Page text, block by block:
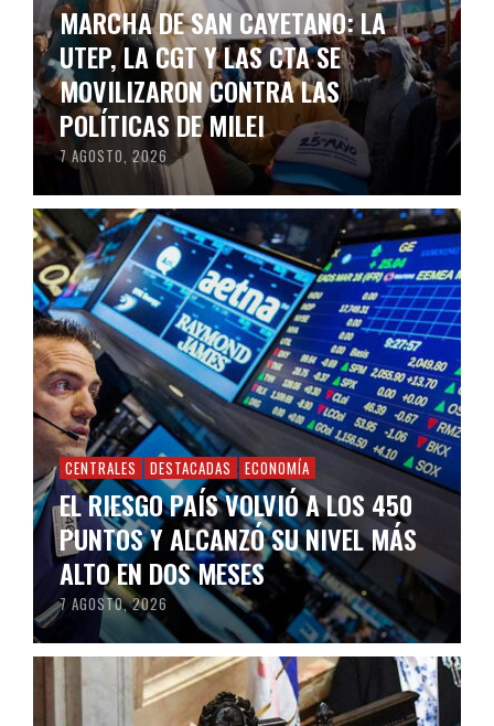
MARCHA DE SAN CAYETANO: LA
UTEP, LA CGT Y LAS CTA SE
MOVILIZARON CONTRA LAS
POLÍTICAS DE MILEI
7 AGOSTO, 2026
CENTRALES DESTACADAS ECONOMÍA
EL RIESGO PAÍS VOLVIÓ A LOS 450
PUNTOS Y ALCANZÓ SU NIVEL MÁS
ALTO EN DOS MESES
7 AGOSTO, 2026